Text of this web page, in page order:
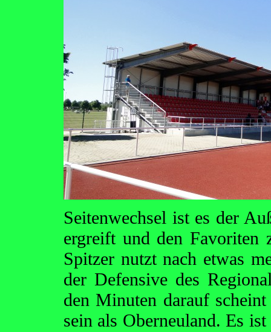
Seitenwechsel ist es der
ergreift und den Favoriten
Spitzer nutzt nach etwas
der Defensive des
den Minuten darauf
sein als Oberneuland. Es